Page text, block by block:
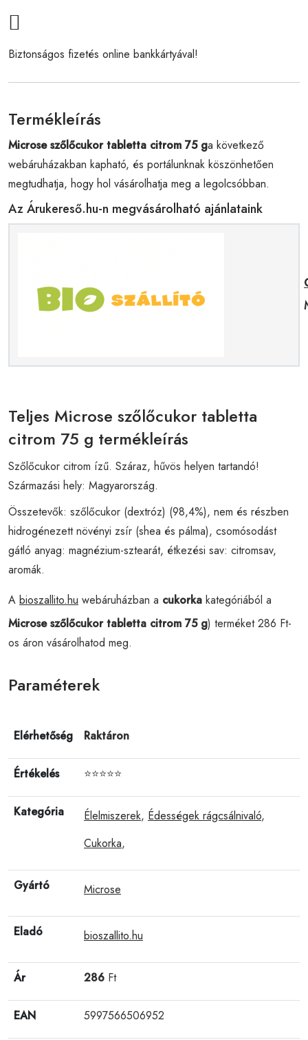
Biztonságos fizetés online bankkártyával!
Termékleírás
Microse szőlőcukor tabletta citrom 75 ga következő
webáruházakban kapható, és portálunknak köszönhetően
megtudhatja, hogy hol vásárolhatja meg a legolcsóbban.
Az Árukereső.hu-n megvásárolható ajánlataink
Teljes Microse szőlőcukor tabletta
citrom 75 g termékleírás
Szőlőcukor citrom ízű. Száraz, hűvös helyen tartandó!
Származási hely: Magyarország.
Összetevők: szőlőcukor (dextróz) (98,4%), nem és részben
hidrogénezett növényi zsír (shea és pálma), csomósodást
gátló anyag: magnézium-sztearát, étkezési sav: citromsav,
aromák.
A bioszallito.hu webáruházban a cukorka kategóriából a
Microse szőlőcukor tabletta citrom 75 g) terméket 286 Ft-
os áron vásárolhatod meg.
Paraméterek
Elérhetőség Raktáron
Értékelés ⭐⭐⭐⭐⭐
Kategória Élelmiszerek, Édességek rágcsálnivaló,
Cukorka,
Gyártó Microse
Eladó bioszallito.hu
Ár 286 Ft
EAN 5997566506952